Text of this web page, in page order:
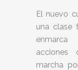
El nuevo
una clase
acciones
marcha